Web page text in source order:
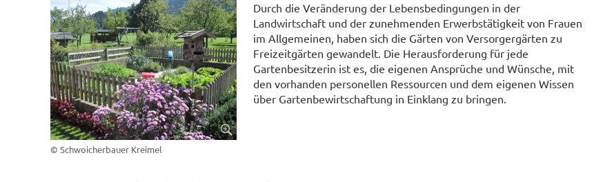
© Schwoicherbauer Kreimel
Durch die Veränderung der Lebensbedingungen in der
Landwirtschaft und der zunehmenden Erwerbstätigkeit von Frauen
im Allgemeinen, haben sich die Gärten von Versorgergärten zu
Freizeitgärten gewandelt. Die Herausforderung für jede
Gartenbesitzerin ist es, die eigenen Ansprüche und Wünsche, mit
den vorhanden personellen Ressourcen und dem eigenen Wissen
über Gartenbewirtschaftung in Einklang zu bringen.